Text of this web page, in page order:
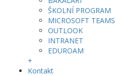
ŠKOLNÍ PROGRAM
MICROSOFT TEAMS
OUTLOOK
INTRANET
EDUROAM
+
Kontakt